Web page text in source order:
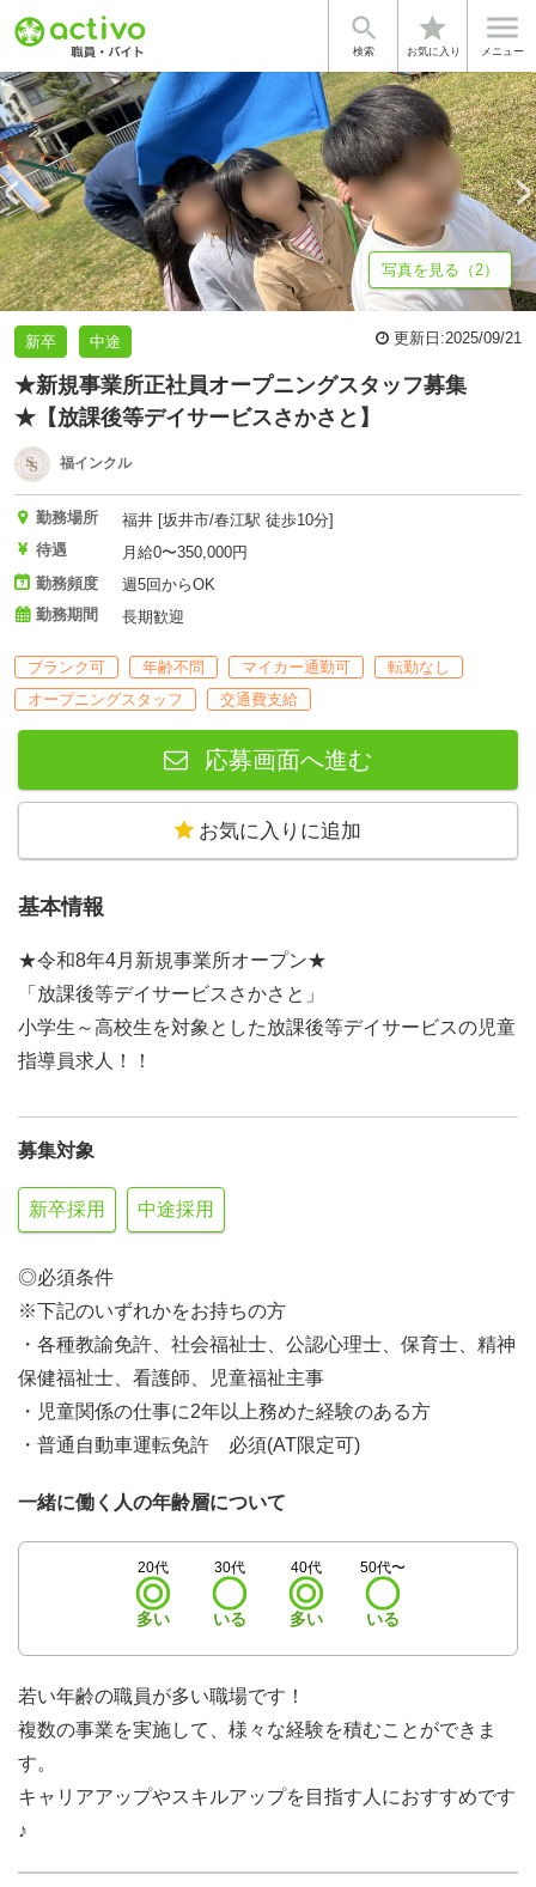

検索
star
お気に入り

メニュー
基本情報 募集詳細 法人情報
写真を見る（2）
新卒 中途 更新日:2025/09/21
★新規事業所正社員オープニングスタッフ募集
★【放課後等デイサービスさかさと】
福インクル
勤務場所
福井 [坂井市/春江駅 徒歩10分]
待遇
月給0〜350,000円
勤務頻度
週5回からOK
勤務期間
長期歓迎
ブランク可 年齢不問 マイカー通勤可
転勤なし
オープニングスタッフ
交通費支給
応募画面へ進む
お気に入りに追加
基本情報
★令和8年4月新規事業所オープン★
「放課後等デイサービスさかさと」
小学生～高校生を対象とした放課後等デイサービスの児童
指導員求人！！
募集対象
新卒採用 中途採用
◎必須条件
※下記のいずれかをお持ちの方
・各種教諭免許、社会福祉士、公認心理士、保育士、精神
保健福祉士、看護師、児童福祉主事
・児童関係の仕事に2年以上務めた経験のある方
・普通自動車運転免許 必須(AT限定可)
一緒に働く人の年齢層について
20代
多い
30代
いる
40代
多い
50代〜
いる
若い年齢の職員が多い職場です！
複数の事業を実施して、様々な経験を積むことができま
す。
キャリアアップやスキルアップを目指す人におすすめです
♪